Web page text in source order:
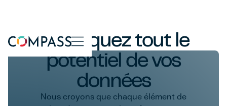
Débloquez tout le
potentiel de vos
données
Nous croyons que chaque élément de